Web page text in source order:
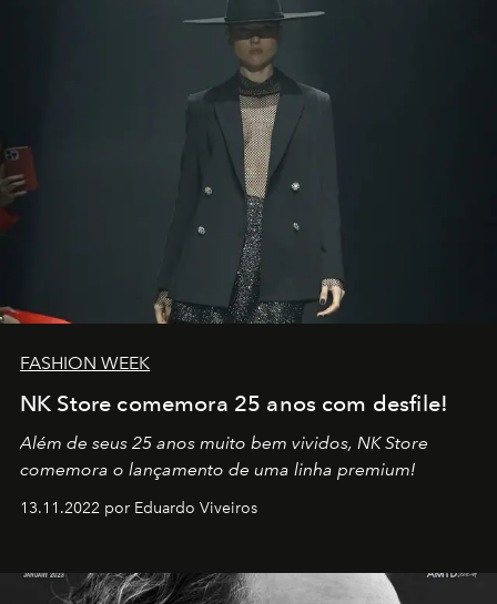
FASHION WEEK
NK Store comemora 25 anos com desfile!
Além de seus 25 anos muito bem vividos, NK Store
comemora o lançamento de uma linha premium!
13.11.2022 por Eduardo Viveiros